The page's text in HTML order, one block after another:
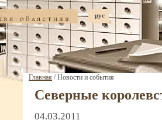
рус
Главная / Новости и события
Северные
04.03.2011